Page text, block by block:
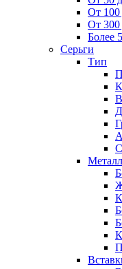
От 100
От 300
Более
Серьги
Тип
Металл